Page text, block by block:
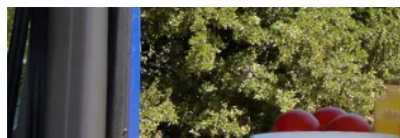
Zum
Inhalt
springen